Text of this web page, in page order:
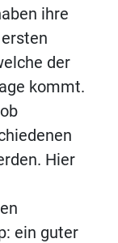
ihre
der
kommt.
Hier
ein guter